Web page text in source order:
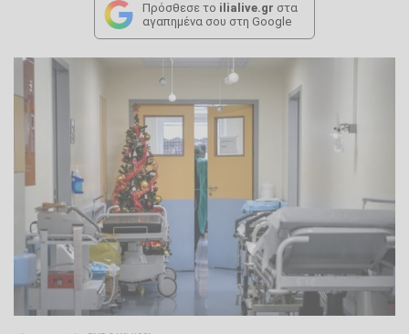
Πρόσθεσε το ilialive.gr στα
αγαπημένα σου στη Google